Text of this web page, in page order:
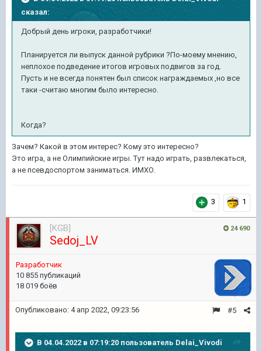
сказал:
Добрый день игроки, разработчики!
Планируется ли выпуск данной рубрики ?По-моему мнению,
неплохое подведение итогов игровых подвигов за год.
Пусть и не всегда понятен был список награждаемых ,но все
таки -считаю многим было интересно.
Когда?
Зачем? Какой в этом интерес? Кому это интересно?
Это игра, а не Олимпийские игры. Тут надо играть, развлекаться,
а не псевдоспортом заниматься. ИМХО.
3 1
24 690
[KGB]
Sedoj_LV
Pазработчик
10 855 публикаций
18 019 боёв
#5
Опубликовано: 4 апр 2022, 09:23:56
В 04.04.2022 в 07:19:20 пользователь Delai_Vivodi